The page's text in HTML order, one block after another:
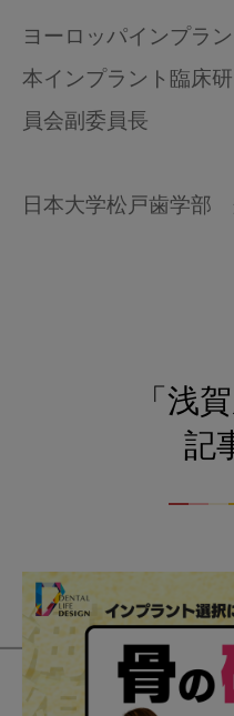
ヨーロッパインプラ
本インプラント臨床
員会副委員長
日本大学松戸歯学部
「浅
記